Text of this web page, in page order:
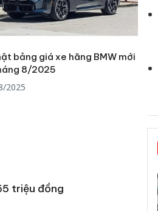
bảng giá xe hãng BMW mới
8/2025
2025
triệu đồng